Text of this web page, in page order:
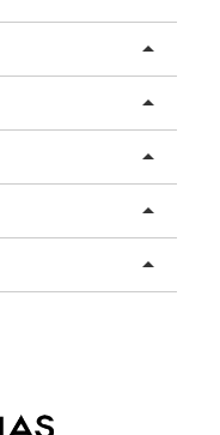
arrow_drop_up
arrow_drop_up
arrow_drop_up
arrow_drop_up
arrow_drop_up